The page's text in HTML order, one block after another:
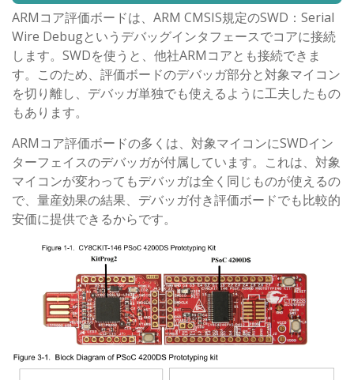
ARMコア評価ボードは、ARM CMSIS規定のSWD：Serial
Wire Debugというデバッグインタフェースでコアに接続
します。SWDを使うと、他社ARMコアとも接続できま
す。このため、評価ボードのデバッガ部分と対象マイコン
を切り離し、デバッガ単独でも使えるように工夫したもの
もあります。
ARMコア評価ボードの多くは、対象マイコンにSWDイン
ターフェイスのデバッガが付属しています。これは、対象
マイコンが変わってもデバッガは全く同じものが使えるの
で、量産効果の結果、デバッガ付き評価ボードでも比較的
安価に提供できるからです。